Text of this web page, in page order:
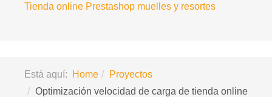
Tienda online Prestashop muelles y resortes
Está aquí: Home
Proyectos
Optimización velocidad de carga de tienda online